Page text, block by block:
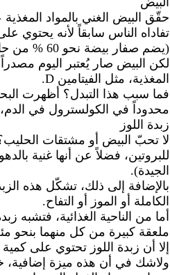
حقّق البيض الغني بالمواد
تفاداه الناس سابقاً لأنه يحتوي
(يضم صفار بيضة نحو 60 % من حاجاتك اليومية من الكولسترول).
لكن البيض صار يُعتبر اليوم
المغذية، مثل الفيتامين D.
فما سبب هذا التبدل؟ أظهرت
محدوداً في الكولسترول في الدم،
زبدة اللوز
لا تحبّ البيض أو مشتقات
للبروتين، فضلاً عن أنها غنية
الجيدة).
بالإضافة إلى ذلك، تشكّل هذه
الكاملة أو الموز أو التفاح.
أما من الناحية الغذائية، فتشبه
ملعقة كبيرة من كل منهما بنحو
إلا أن زبدة اللوز تحتوي على
ولاشك في أن هذه ميزة إضافية،